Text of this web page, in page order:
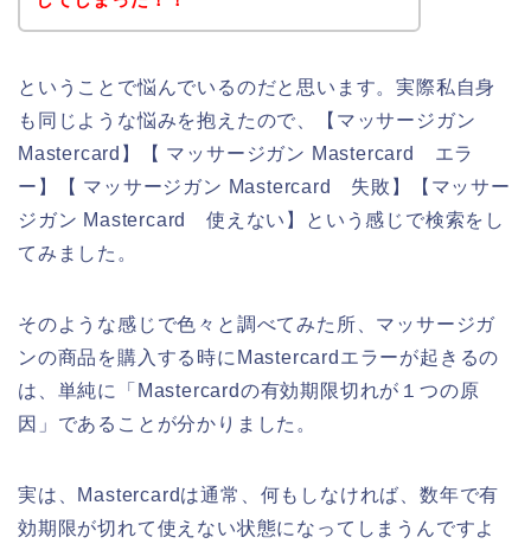
ということで悩んでいるのだと思います。実際私自身
も同じような悩みを抱えたので、【マッサージガン
Mastercard】【 マッサージガン Mastercard エラ
ー】【 マッサージガン Mastercard 失敗】【マッサー
ジガン Mastercard 使えない】という感じで検索をし
てみました。
そのような感じで色々と調べてみた所、マッサージガ
ンの商品を購入する時にMastercardエラーが起きるの
は、単純に「Mastercardの有効期限切れが１つの原
因」であることが分かりました。
実は、Mastercardは通常、何もしなければ、数年で有
効期限が切れて使えない状態になってしまうんですよ